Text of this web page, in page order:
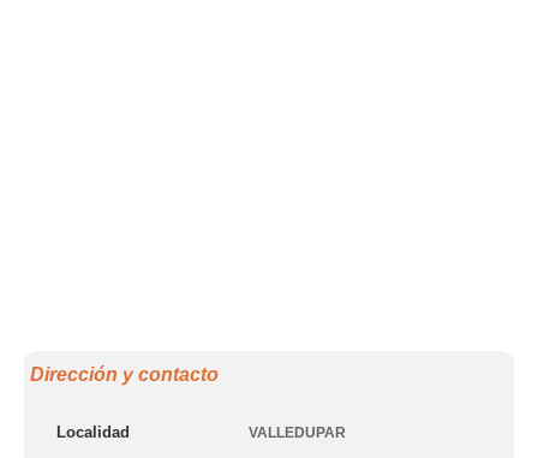
Dirección y contacto
Localidad VALLEDUPAR